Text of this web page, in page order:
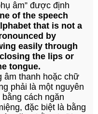
âm” được định
of the speech
that is not a
by
easily through
the lips or
tongue.
âm thanh hoặc chữ
phải là một nguyên
cách ngăn
đặc biệt là bằng